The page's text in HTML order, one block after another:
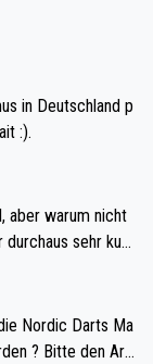
in Deutschland p
:).
aber warum nicht
des Weltmei
? Bitte den Arti